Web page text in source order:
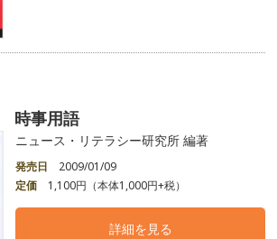
時事用語
ニュース・リテラシー研究所 編著
発売日
2009/01/09
定価
1,100円（本体1,000円+税）
詳細を見る